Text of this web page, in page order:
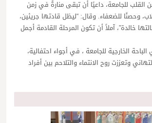
القلب للجامعة، داعيًا أن تبقى منارةً في زمن
وحصنًا للضعفاء. وقال: “ليظل قادتها جريئين،
خالدة”، آملاً أن تكون المرحلة القادمة أجمل
الخارجية للجامعة ، في أجواء احتفالية،
وتعززت روح الانتماء والتلاحم بين أفراد